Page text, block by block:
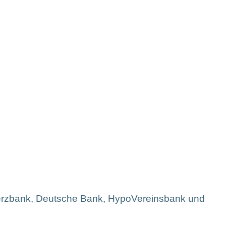
Deutsche Bank, HypoVereinsbank und